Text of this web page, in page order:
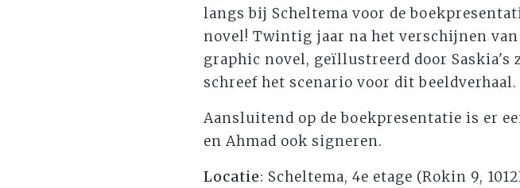
langs bij Scheltema voor de
novel! Twintig jaar na het verschijnen
graphic novel, geïllustreerd door Saskia's
schreef het scenario voor dit beeldverhaal.
Aansluitend op de boekpresentatie is er
en Ahmad ook signeren.
Locatie: Scheltema, 4e etage (Rokin 9,